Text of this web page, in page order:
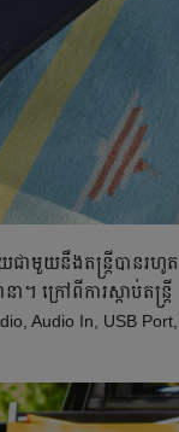
ជា​មួយ​នឹង​តន្ត្រី​បាន​រហូត​
ក្រៅ​ពី​ការ​​ស្ដាប់​តន្ត្រី​
Audio In, USB Port,